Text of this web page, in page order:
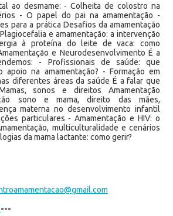
ao desmame: - Colheita de colostro na
- O papel do pai na amamentação -
para a prática Desafios da amamentação
e amamentação: a intervenção
à proteína do leite de vaca: como
e Neurodesenvolvimento É a
- Profissionais de saúde: que
apoio na amamentação? - Formação em
diferentes áreas da saúde É a falar que
sonos e direitos Amamentação
sono e mama, direito das mães,
materna no desenvolvimento infantil
particulares - Amamentação e HIV: o
multiculturalidade e cenários
da mama lactante: como gerir?
---